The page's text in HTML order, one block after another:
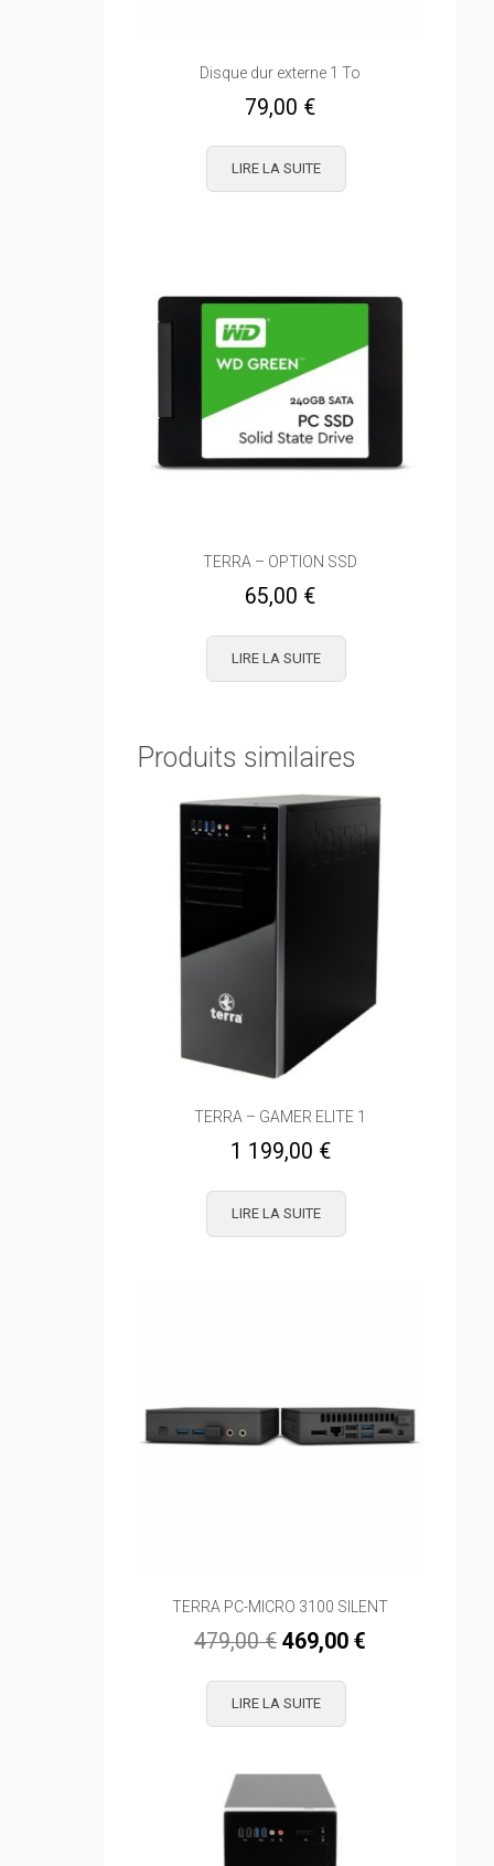
Disque dur externe 1 To
79,00 €
LIRE LA SUITE
TERRA – OPTION SSD
65,00 €
LIRE LA SUITE
Produits similaires
TERRA – GAMER ELITE 1
1 199,00 €
LIRE LA SUITE
TERRA PC-MICRO 3100 SILENT
479,00€ Le
initial
469,00 €
LIRE LA SUITE